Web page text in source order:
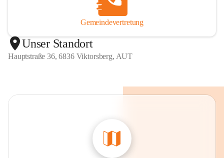
Gemeindevertretung
Unser Standort
Hauptstraße 36, 6836 Viktorsberg, AUT